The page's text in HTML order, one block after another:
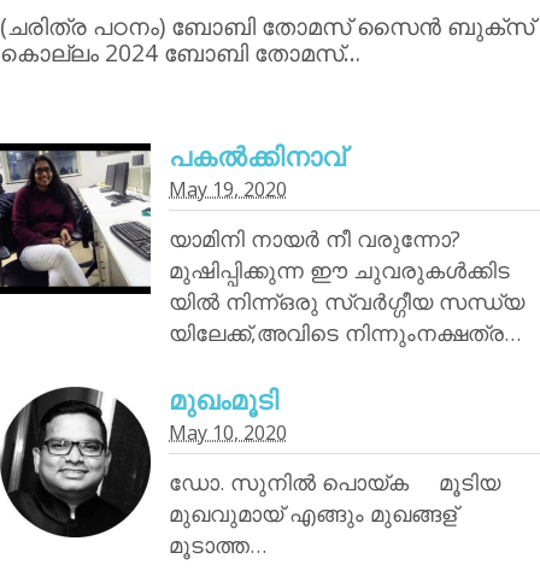
(ചരിത്ര പഠനം) ബോബി തോമസ് സൈന്‍ ബുക്‌സ്
കൊല്ലം 2024 ബോബി തോമസ്…
പകൽക്കിനാവ്‌
May 19, 2020
യാമിനി നായര്‍ നീ വരുന്നോ?
മുഷിപ്പിക്കുന്ന ഈ ചുവരുകൾക്കിട
യിൽ നിന്ന്ഒരു സ്വർഗ്ഗീയ സന്ധ്യ
യിലേക്ക്,അവിടെ നിന്നുംനക്ഷത്ര…
മുഖംമൂടി
May 10, 2020
ഡോ. സുനിൽ പൊയ്‌ക മൂടിയ
മുഖവുമായ് എങ്ങും മുഖങ്ങള്
മൂടാത്ത…